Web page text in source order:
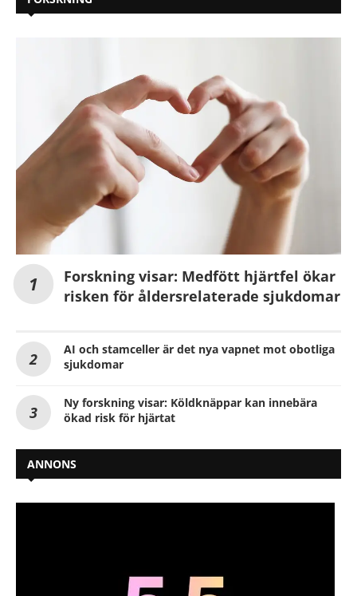
Forskning visar: Medfött hjärtfel ökar
risken för åldersrelaterade sjukdomar
AI och stamceller är det nya vapnet mot obotliga
sjukdomar
Ny forskning visar: Köldknäppar kan innebära
ökad risk för hjärtat
ANNONS